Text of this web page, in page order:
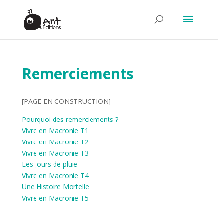
Remerciements
[PAGE EN CONSTRUCTION]
Pourquoi des remerciements ?
Vivre en Macronie T1
Vivre en Macronie T2
Vivre en Macronie T3
Les Jours de pluie
Vivre en Macronie T4
Une Histoire Mortelle
Vivre en Macronie T5